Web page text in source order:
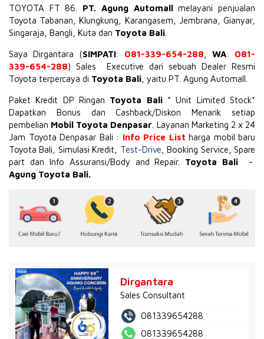
TOYOTA FT 86 PT. Agung Automallmelayani penjualan
Toyota Tabanan, Klungkung, Karangasem, Jembrana, Gianyar,
Singaraja, Bangli, Kuta dan Toyota Bali
Saya Dirgantara (SIMPATI: 081-339-654-288 WA: 081-
339-654-288) Sales Executive dari sebuah Dealer Resmi
Toyota terpercaya di Toyota Bali , yaitu PT. Agung Automall.
Paket Kredit DP Ringan Toyota Bali * Unit Limited Stock*
Dapatkan Bonus dan Cashback/Diskon Menarik setiap
pembelian Mobil Toyota Denpasar . Layanan Marketing 2 x 24
Jam Toyota Denpasar Bali : Info Price List harga mobil baru
Toyota Bali, Simulasi Kredit, Test-Drive , Booking Service, Spare
part dan Info Assuransi/Body and Repair. Toyota Bali -
Agung Toyota Bali.
Dirgantara
Sales Consultant
081339654288
081339654288